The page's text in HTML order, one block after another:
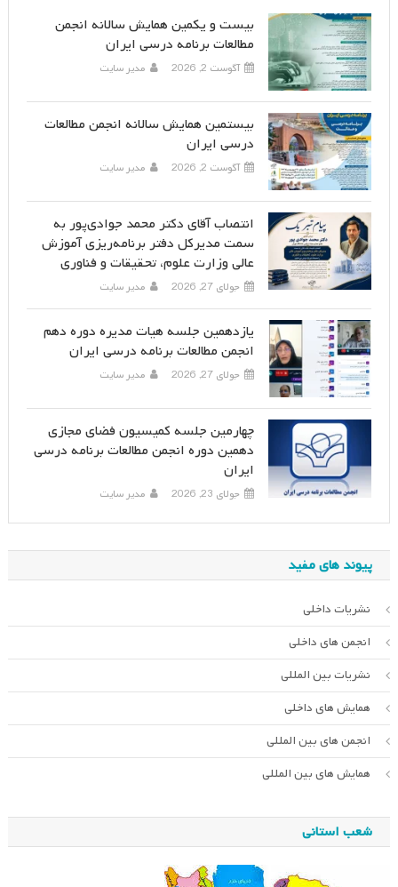
بیست و یکمین همایش سالانه انجمن
مطالعات برنامه درسی ایران
آگوست 2, 2026 مدیر سایت
بیستمین همایش سالانه انجمن مطالعات
درسی ایران
آگوست 2, 2026 مدیر سایت
انتصاب آقای دکتر محمد جوادی‌پور به
سمت مدیرکل دفتر برنامه‌ریزی آموزش
عالی وزارت علوم، تحقیقات و فناوری
جولای 27, 2026 مدیر سایت
یازدهمین جلسه هیات مدیره دوره دهم
انجمن مطالعات برنامه درسی ایران
جولای 27, 2026 مدیر سایت
چهارمین جلسه کمیسیون فضای مجازی
دهمین دوره انجمن مطالعات برنامه درسی
ایران
جولای 23, 2026 مدیر سایت
پیوند های مفید
نشریات داخلی
انجمن های داخلی
نشریات بین المللی
همایش های داخلی
انجمن های بین المللی
همایش های بین المللی
شعب استانی